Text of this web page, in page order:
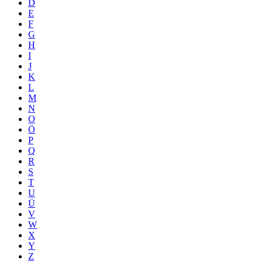
D
E
F
G
H
I
J
K
L
M
N
O
Ö
P
Q
R
S
T
U
Ü
V
W
X
Y
Z